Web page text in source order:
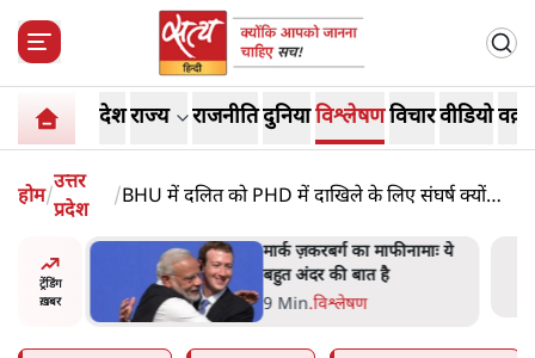
देशराज्य राजनीतिदुनियाविश्लेषणविचारवीडियो
होम/
उत्तर
प्रदेश
/BHU में दलित को PHD में दाखिले के लिए संघर्ष क्यों
ट्रेंडिंग
ख़बर
भागवत
मार्क ज़करबर्ग का माफीनामाः ये
बहुत अंदर की बात है
9 Min.विश्लेषण